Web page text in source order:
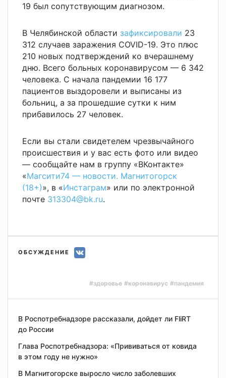
19 был сопутствующим диагнозом.
В Челябинской области зафиксировали 23
312 случаев заражения COVID-19. Это плюс
210 новых подтверждений ко вчерашнему
дню. Всего больных коронавирусом — 6 342
человека. С начала пандемии 16 177
пациентов выздоровели и выписаны из
больниц, а за прошедшие сутки к ним
прибавилось 27 человек.
Если вы стали свидетелем чрезвычайного
происшествия и у вас есть фото или видео
— сообщайте нам в группу «ВКонтакте»
«Магсити74 — новости. Магнитогорск
(18+)», в «Инстаграм» или по электронной
почте 313304@bk.ru.
ОБСУЖДЕНИЕ
#здоровье #коронавирус #пандемия
В Роспотребнадзоре рассказали, дойдет ли FliRT
до России
Глава Роспотребнадзора: «Прививаться от ковида
в этом году не нужно»
В Магнитогорске выросло число заболевших